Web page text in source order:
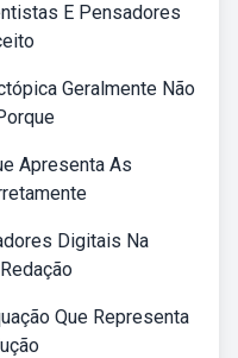
E Pensadores
Geralmente Não
Apresenta As
Digitais Na
Que Representa